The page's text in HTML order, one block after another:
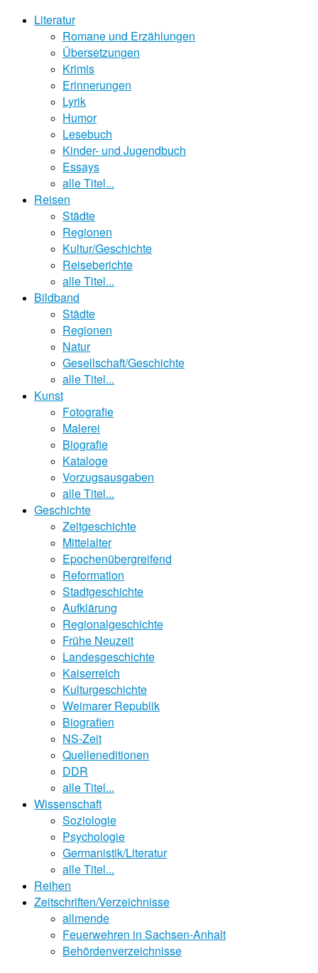
Literatur
Romane und Erzählungen
Übersetzungen
Krimis
Erinnerungen
Lyrik
Humor
Lesebuch
Kinder- und Jugendbuch
Essays
alle Titel...
Reisen
Städte
Regionen
Kultur/Geschichte
Reiseberichte
alle Titel...
Bildband
Städte
Regionen
Natur
Gesellschaft/Geschichte
alle Titel...
Kunst
Fotografie
Malerei
Biografie
Kataloge
Vorzugsausgaben
alle Titel...
Geschichte
Zeitgeschichte
Mittelalter
Epochenübergreifend
Reformation
Stadtgeschichte
Aufklärung
Regionalgeschichte
Frühe Neuzeit
Landesgeschichte
Kaiserreich
Kulturgeschichte
Weimarer Republik
Biografien
NS-Zeit
Quelleneditionen
DDR
alle Titel...
Wissenschaft
Soziologie
Psychologie
Germanistik/Literatur
alle Titel...
Reihen
Zeitschriften/Verzeichnisse
allmende
Feuerwehren in Sachsen-Anhalt
Behördenverzeichnisse